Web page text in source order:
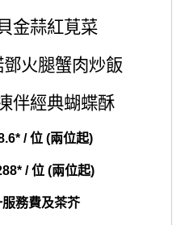
金蒜紅莧菜
火腿蟹肉炒飯
伴經典蝴蝶酥
/ 位 (兩位起)
/ 位 (兩位起)
務費及茶芥